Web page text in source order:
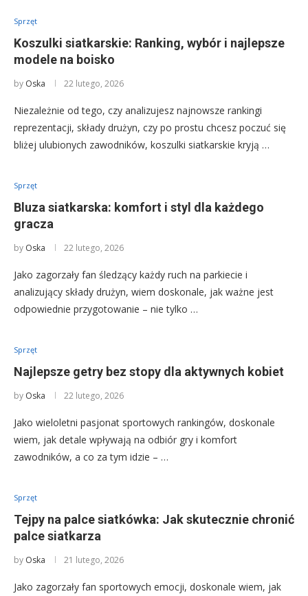
Sprzęt
Koszulki siatkarskie: Ranking, wybór i najlepsze
modele na boisko
by Oska 22 lutego, 2026
Niezależnie od tego, czy analizujesz najnowsze rankingi
reprezentacji, składy drużyn, czy po prostu chcesz poczuć się
bliżej ulubionych zawodników, koszulki siatkarskie kryją …
Sprzęt
Bluza siatkarska: komfort i styl dla każdego
gracza
by Oska 22 lutego, 2026
Jako zagorzały fan śledzący każdy ruch na parkiecie i
analizujący składy drużyn, wiem doskonale, jak ważne jest
odpowiednie przygotowanie – nie tylko …
Sprzęt
Najlepsze getry bez stopy dla aktywnych kobiet
by Oska 22 lutego, 2026
Jako wieloletni pasjonat sportowych rankingów, doskonale
wiem, jak detale wpływają na odbiór gry i komfort
zawodników, a co za tym idzie – …
Sprzęt
Tejpy na palce siatkówka: Jak skutecznie chronić
palce siatkarza
by Oska 21 lutego, 2026
Jako zagorzały fan sportowych emocji, doskonale wiem, jak